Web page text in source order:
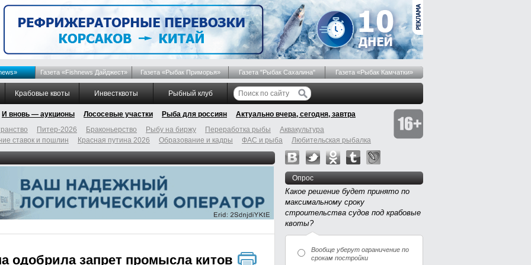
Газета «Fishnews Дайджест» Газета «Рыбак Приморья» Газета "Рыбак Сахалина" Газета «Рыбак Камчатки»
Крабовые квоты Инвестквоты Рыбный клуб
И вновь — аукционы Лососевые участки Рыба для россиян
Актуально вчера, сегодня, завтра
Питер-2026 Браконьерство Рыбу на биржу Переработка рыбы
Аквакультура
ставок и пошлин Красная путина 2026 Образование и кадры ФАС и рыба Любительская рыбалка
одобрила запрет промысла китов
Опрос
Какое решение будет принято по
максимальному сроку
строительства судов под крабовые
квоты?
Вообще уберут ограничение по
срокам постройки